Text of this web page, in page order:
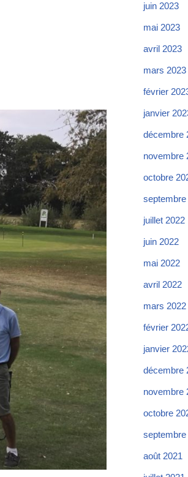
juin 2023
mai 2023
avril 2023
mars 2023
février
janvier
décembre
novembre
octobre
septembre
juillet 2022
juin 2022
mai 2022
avril 2022
mars 2022
février
janvier
décembre
novembre
octobre
septembre
août 2021